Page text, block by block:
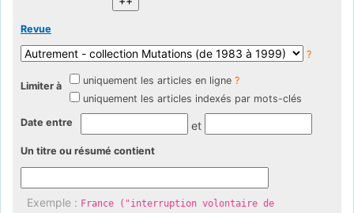
Revue
?
Limiter à uniquement les articles en ligne ?
uniquement les articles indexés par mots-clés
Date entre et
Un titre ou résumé contient
Exemple : France ("interruption volontaire de